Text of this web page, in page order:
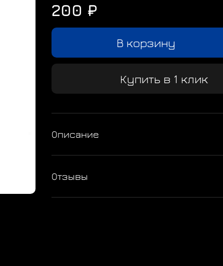
200 ₽
В корзину
Купить в 1 клик
Описание
Отзывы